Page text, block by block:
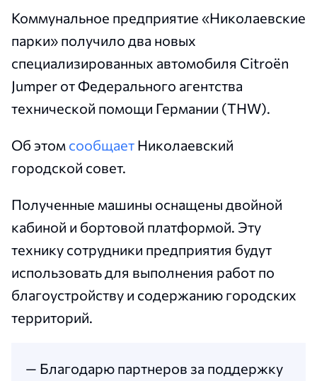
Коммунальное предприятие «Николаевские
парки» получило два новых
специализированных автомобиля Citroën
Jumper от Федерального агентства
технической помощи Германии (THW).
Об этом сообщает Николаевский
городской совет.
Полученные машины оснащены двойной
кабиной и бортовой платформой. Эту
технику сотрудники предприятия будут
использовать для выполнения работ по
благоустройству и содержанию городских
территорий.
— Благодарю партнеров за поддержку